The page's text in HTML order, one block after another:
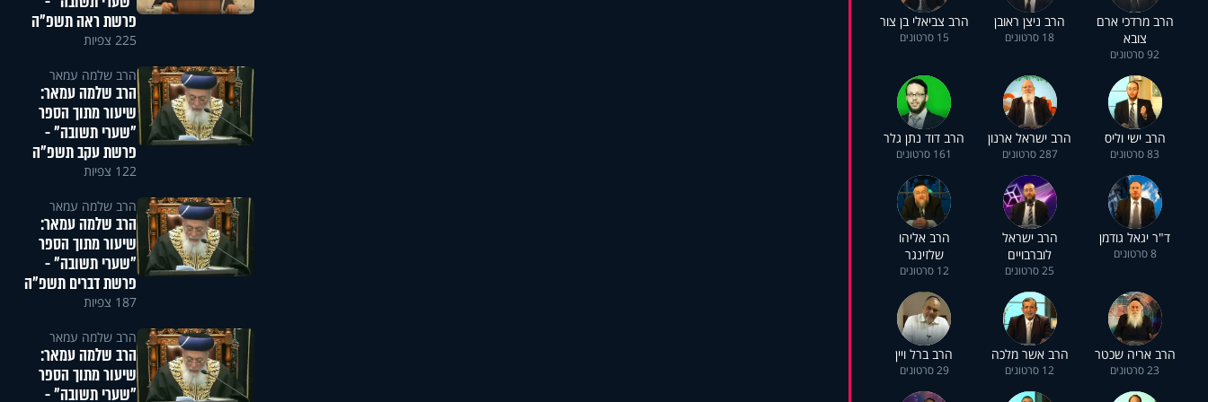
הרב מרדכי ארם
צובא
92 סרטונים
הרב ניצן ראובן
18 סרטונים
הרב צביאלי בן צור
15 סרטונים
הרב ישי וליס
83 סרטונים
הרב ישראל ארנון
287 סרטונים
הרב דוד נתן גלר
161 סרטונים
ד"ר יגאל גודמן
8 סרטונים
הרב ישראל
לוברבויים
25 סרטונים
הרב אליהו
שלזינגר
12 סרטונים
הרב אריה שכטר
23 סרטונים
הרב אשר מלכה
12 סרטונים
הרב ברל ויין
29 סרטונים
פרשת ראה תשפ"ה
225 צפיות
הרב שלמה עמאר
הרב שלמה עמאר:
שיעור מתוך הספר
"שערי תשובה" -
פרשת עקב תשפ"ה
122 צפיות
הרב שלמה עמאר
הרב שלמה עמאר:
שיעור מתוך הספר
"שערי תשובה" -
פרשת דברים תשפ"ה
187 צפיות
הרב שלמה עמאר
הרב שלמה עמאר:
שיעור מתוך הספר
"שערי תשובה" -